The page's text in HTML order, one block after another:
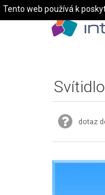
dotaz
Tento web používá k